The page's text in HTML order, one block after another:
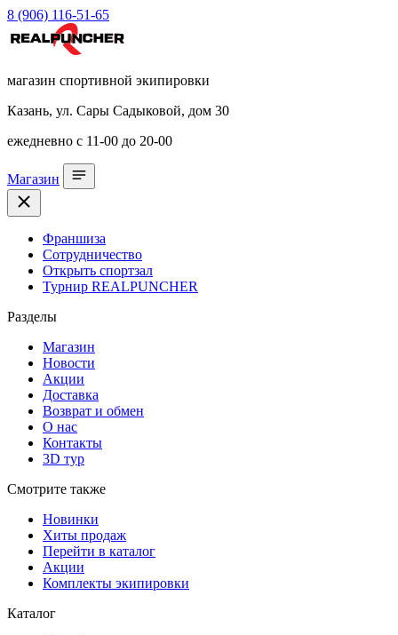
8 (906) 116-51-65
магазин спортивной экипировки
Казань, ул. Сары Садыковой, дом 30
ежедневно с 11-00 до 20-00
Магазин
Франшиза
Сотрудничество
Открыть спортзал
Турнир REALPUNCHER
Разделы
Магазин
Новости
Акции
Доставка
Возврат и обмен
О нас
Контакты
3D тур
Смотрите также
Новинки
Хиты продаж
Перейти в каталог
Акции
Комплекты экипировки
Каталог